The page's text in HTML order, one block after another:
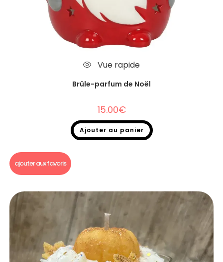
Vue rapide
Brûle-parfum de Noël
15.00€
Ajouter au panier
ajouter aux favoris